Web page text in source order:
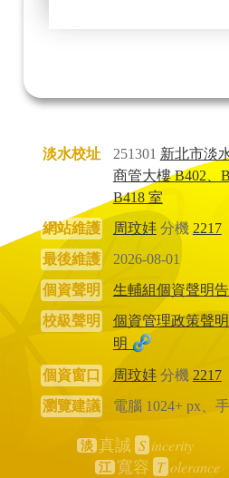
淡水校址 251301 新北市淡
商管大樓 B402、
B418 室
網站維護
周玟妦分機 2217
最後維護
2026-08-01
個資聲明
生輔組個資聲明
校級聲明
個資管理政策聲
明
個資窗口 周玟妦分機 2217
瀏覽建議
電腦 1024+ px、
淡 真誠 S incerity
江 寬容 T olerance